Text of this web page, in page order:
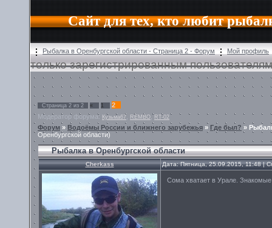
Сайт для тех, кто любит
Рыбалка в Оренбургской области - Страница 2 - Форум Мой профиль
только зарегистрированным
Страница 2 из 2 « 1
2
Модератор форума: Кузьма67 REMBO , RT-02
Форум » Водоёмы России и ближнего зарубежья » Где был? »
Оренбургской области)
Рыбалка в Оренбургской области
Cherkass Дата: Пятница, 25.09.2015, 11:48 |
Сома хватает в Урале. Знакомые